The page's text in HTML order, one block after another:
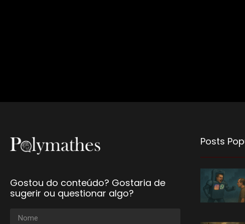
Gostou do conteúdo? Gostaria de
sugerir ou questionar algo?
Posts